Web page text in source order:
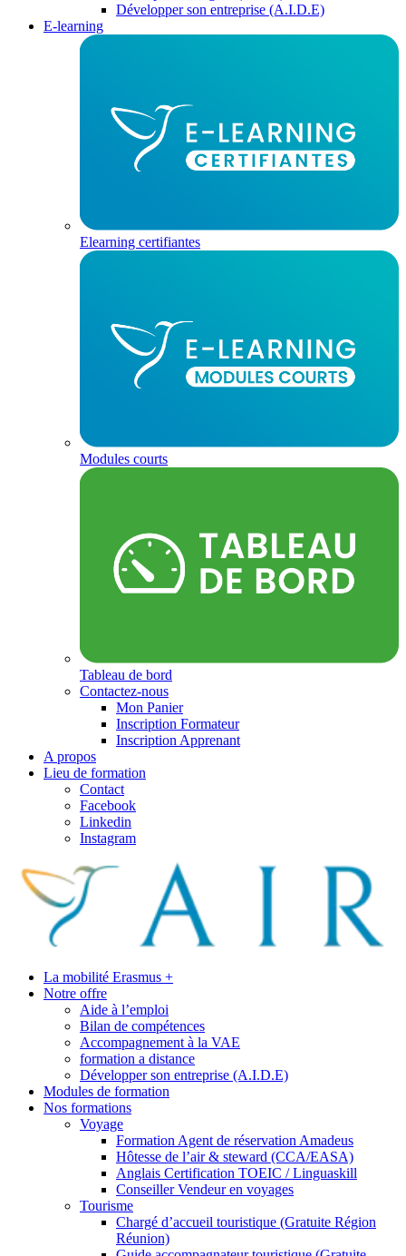
Développer son entreprise (A.I.D.E)
E-learning
Elearning certifiantes
Modules courts
Tableau de bord
Contactez-nous
Mon Panier
Inscription Formateur
Inscription Apprenant
A propos
Lieu de formation
Contact
Facebook
Linkedin
Instagram
La mobilité Erasmus +
Notre offre
Aide à l’emploi
Bilan de compétences
Accompagnement à la VAE
formation a distance
Développer son entreprise (A.I.D.E)
Modules de formation
Nos formations
Voyage
Formation Agent de réservation Amadeus
Hôtesse de l’air & steward (CCA/EASA)
Anglais Certification TOEIC / Linguaskill
Conseiller Vendeur en voyages
Tourisme
Chargé d’accueil touristique (Gratuite Région
Réunion)